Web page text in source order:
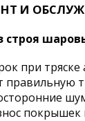
И
при
правильную
покрышек